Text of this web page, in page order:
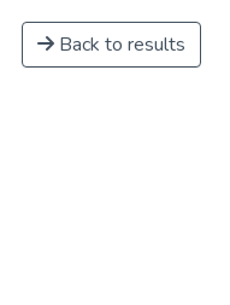
Back to results